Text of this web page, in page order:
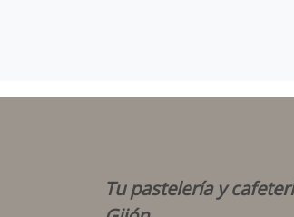
Tu pastelería y